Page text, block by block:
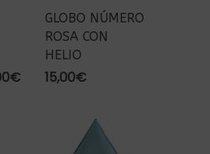
€Rango
GLOBO NÚMERO
ROSA CON
HELIO
15,00€